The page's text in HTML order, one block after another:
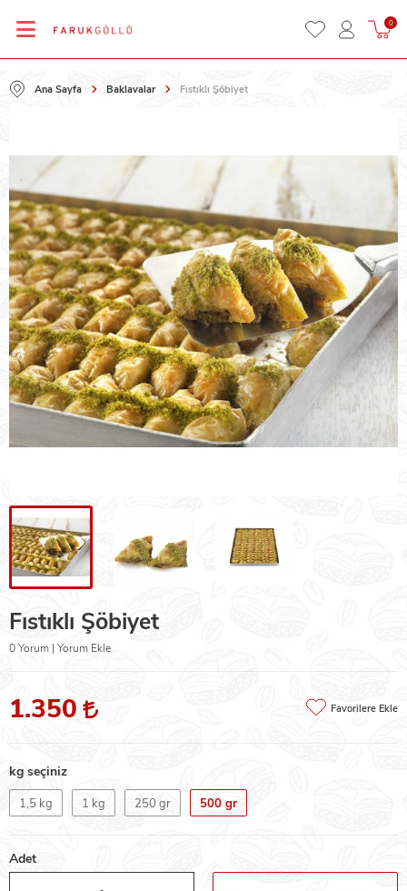
0
Ana Sayfa Baklavalar Fıstıklı Şöbiyet
Fıstıklı Şöbiyet
0 Yorum | Yorum Ekle
1.350 Favorilere Ekle
kg seçiniz
1,5 kg 1 kg 250 gr 500 gr
Adet